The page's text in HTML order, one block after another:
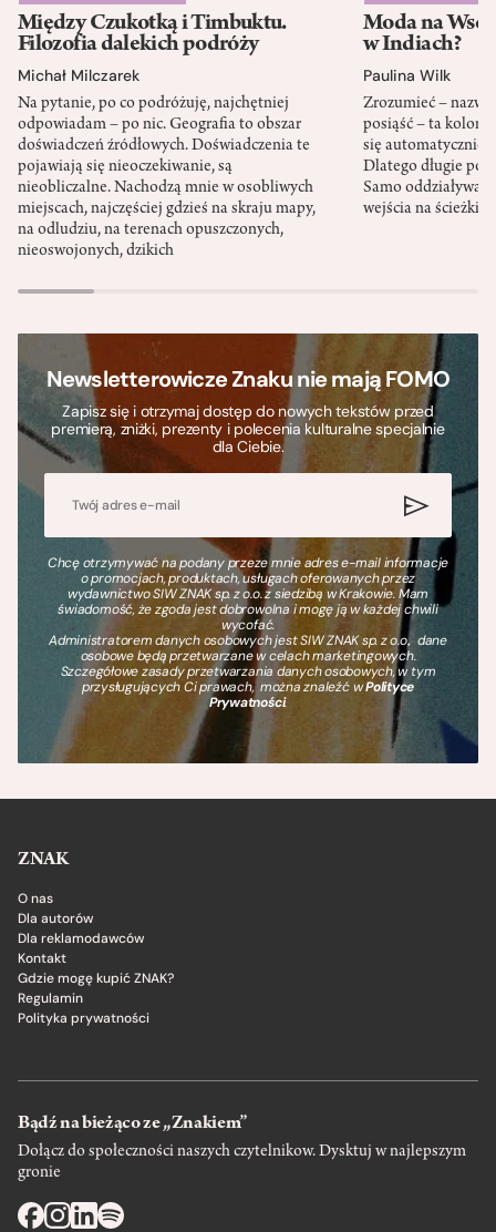
Między Czukotką i Timbuktu.
Filozofia dalekich podróży
Michał Milczarek
Na pytanie, po co podróżuję, najchętniej
odpowiadam – po nic. Geografia to obszar
doświadczeń źródłowych. Doświadczenia te
pojawiają się nieoczekiwanie, są
nieobliczalne. Nachodzą mnie w osobliwych
miejscach, najczęściej gdzieś na skraju mapy,
na odludziu, na terenach opuszczonych,
nieoswojonych, dzikich
Moda na
w Indiach?
Paulina Wilk
Zrozumieć –
posiąść – ta
się automatycznie,
Dlatego długie
Samo
wejścia na ścieżki
Newsletterowicze Znaku nie mają FOMO
Zapisz się i otrzymaj dostęp do nowych tekstów przed
premierą, zniżki, prezenty i polecenia kulturalne specjalnie
dla Ciebie.
Chcę otrzymywać na podany przeze mnie adres e-mail informacje
o promocjach, produktach, usługach oferowanych przez
wydawnictwo SIW ZNAK sp. z o.o. z siedzibą w Krakowie. Mam
świadomość, że zgoda jest dobrowolna i mogę ją w każdej chwili
wycofać.
Administratorem danych osobowych jest SIW ZNAK sp. z o.o., dane
osobowe będą przetwarzane w celach marketingowych.
Szczegółowe zasady przetwarzania danych osobowych, w tym
przysługujących Ci prawach, można znaleźć wPolityce
Prywatności.
ZNAK
O nas
Dla autorów
Dla reklamodawców
Kontakt
Gdzie mogę kupić ZNAK?
Regulamin
Polityka prywatności
Bądź na bieżąco ze „Znakiem”
Dołącz do społeczności naszych czytelnikow. Dysktuj w najlepszym
gronie